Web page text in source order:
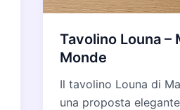
Tavolino Louna –
Monde
Il tavolino Louna di
una proposta